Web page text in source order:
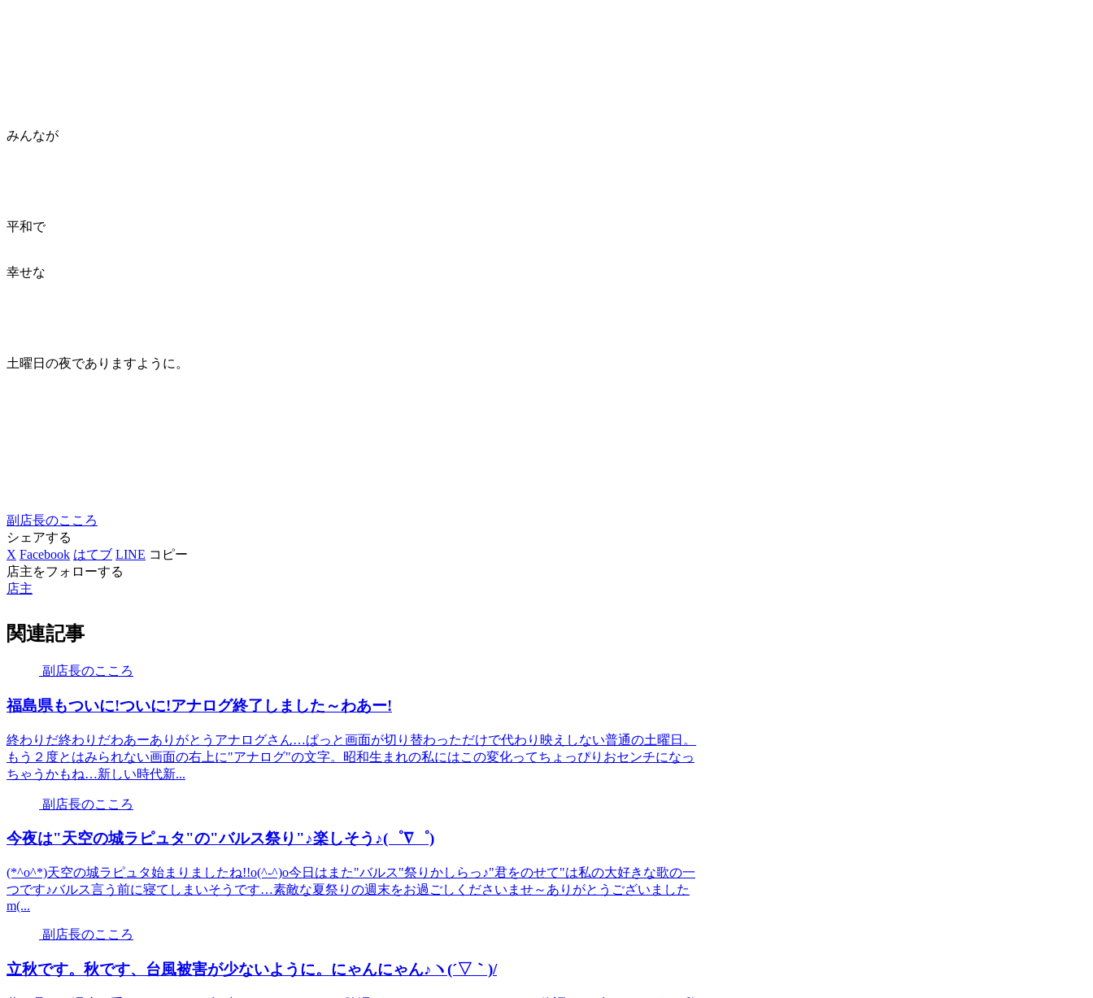
みんなが
平和で
幸せな
土曜日の夜でありますように。
副店長のこころ
シェアする
X Facebook はてブ LINE コピー
店主をフォローする
店主
関連記事
副店長のこころ
福島県もついに!ついに!アナログ終了しました～わあー!
終わりだ終わりだわあーありがとうアナログさん…ぱっと画面が切り替わっただけで代わり映えしない普通の土曜日。
もう２度とはみられない画面の右上に"アナログ"の文字。昭和生まれの私にはこの変化ってちょっぴりおセンチになっ
ちゃうかもね…新しい時代新...
副店長のこころ
今夜は"天空の城ラピュタ"の"バルス祭り"♪楽しそう♪(゜∇゜)
(*^o^*)天空の城ラピュタ始まりましたね!!o(^-^)o今日はまた"バルス"祭りかしらっ♪"君をのせて"は私の大好きな歌の一
つです♪バルス言う前に寝てしまいそうです…素敵な夏祭りの週末をお過ごしくださいませ～ありがとうございました
m(...
副店長のこころ
立秋です。秋です、台風被害が少ないように。にゃんにゃん♪ヽ(´▽｀)/